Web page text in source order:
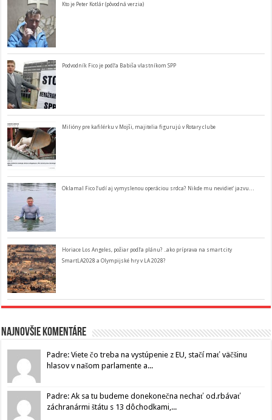
Kto je Peter Kotlár (pôvodná verzia)
Podvodník Fico je podľa Babiša vlastníkom SPP
Milióny pre kafilérku v Mojši, majitelia figurujú v Rotary clube
Oklamal Fico ľudí aj vymyslenou operáciou srdca? Nikde mu nevidieť jazvu…
Horiace Los Angeles, požiar podľa plánu? ..ako príprava na smart city
SmartLA2028 a Olympijské hry v LA 2028?
Najnovšie komentáre
Padre: Viete čo treba na vystúpenie z EU, stačí mať väčšinu
hlasov v našom parlamente a...
Padre: Ak sa tu budeme donekonečna nechať od.rbávať
záchranármi štátu s 13 dôchodkami,...